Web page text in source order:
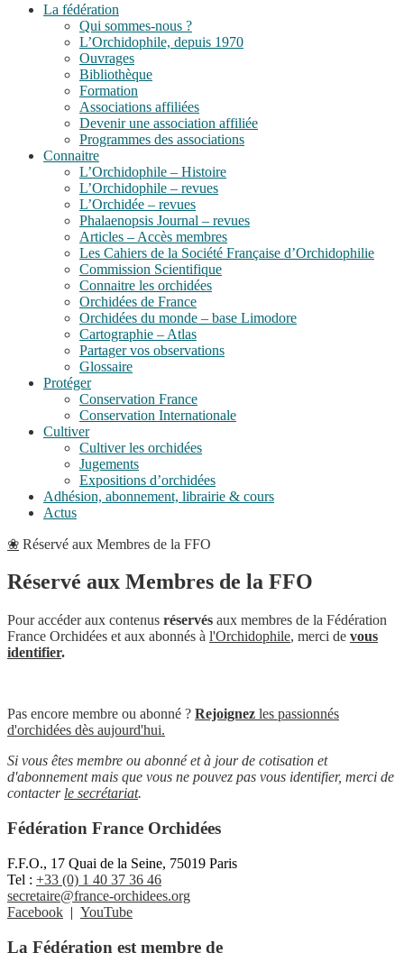
La fédération
Qui sommes-nous ?
L’Orchidophile, depuis 1970
Ouvrages
Bibliothèque
Formation
Associations affiliées
Devenir une association affiliée
Programmes des associations
Connaitre
L’Orchidophile – Histoire
L’Orchidophile – revues
L’Orchidée – revues
Phalaenopsis Journal – revues
Articles – Accès membres
Les Cahiers de la Société Française d’Orchidophilie
Commission Scientifique
Connaitre les orchidées
Orchidées de France
Orchidées du monde – base Limodore
Cartographie – Atlas
Partager vos observations
Glossaire
Protéger
Conservation France
Conservation Internationale
Cultiver
Cultiver les orchidées
Jugements
Expositions d’orchidées
Adhésion, abonnement, librairie & cours
Actus
❀ Réservé aux Membres de la FFO
Réservé aux Membres de la FFO
Pour accéder aux contenus réservés aux membres de la Fédération
France Orchidées et aux abonnés à l'Orchidophile, merci de vous
identifier.
Pas encore membre ou abonné ? Rejoignez les passionnés
d'orchidées dès aujourd'hui.
Si vous êtes membre ou abonné et à jour de cotisation et
d'abonnement mais que vous ne pouvez pas vous identifier, merci de
contacter le secrétariat.
Fédération France Orchidées
F.F.O., 17 Quai de la Seine, 75019 Paris
Tel : +33 (0) 1 40 37 36 46
secretaire@france-orchidees.org
Facebook | YouTube
La Fédération est membre de